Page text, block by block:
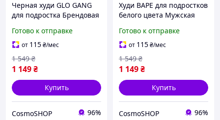
Черная худи GLO GANG
для подростка Брендовая
Генг из трехнитки
Готово к отправке
от 115₴/мес
1 149₴
1 549 ₴
Купить
CosmoSHOP 96%
Худи BAPE для подростков
белого цвета Мужская
Готово к отправке
от 115₴/мес
1 149₴
1 549 ₴
Купить
CosmoSHOP 96%